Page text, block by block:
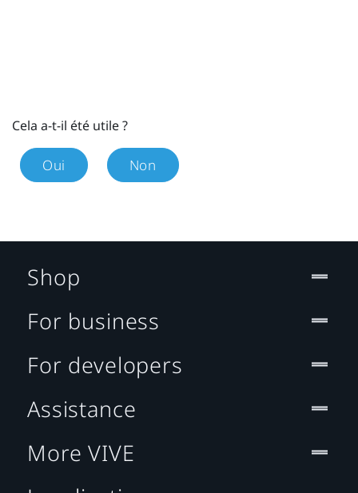
Cela a-t-il été utile ?
Oui Non
Shop
For business
For developers
Assistance
More VIVE